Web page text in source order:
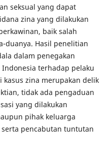
seksual yang dapat
zina yang dilakukan
baik salah
duanya. Hasil penelitian
dalam penegakan
terhadap pelaku
zina merupakan delik
tidak ada pengaduan
yang dilakukan
pihak keluarga
pencabutan tuntutan